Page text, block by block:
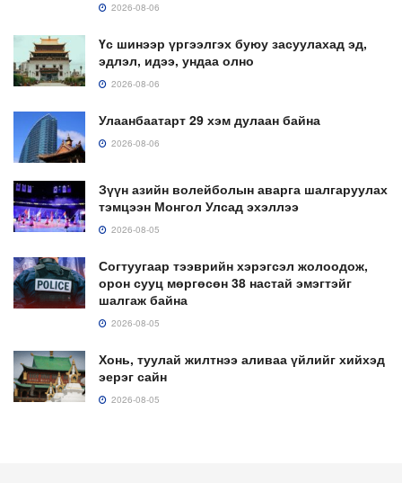
2026-08-06
Үс шинээр үргээлгэх буюу засуулахад эд,
эдлэл, идээ, ундаа олно
2026-08-06
Улаанбаатарт 29 хэм дулаан байна
2026-08-06
Зүүн азийн волейболын аварга шалгаруулах
тэмцээн Монгол Улсад эхэллээ
2026-08-05
Согтуугаар тээврийн хэрэгсэл жолоодож,
орон сууц мөргөсөн 38 настай эмэгтэйг
шалгаж байна
2026-08-05
Хонь, туулай жилтнээ аливаа үйлийг хийхэд
эерэг сайн
2026-08-05